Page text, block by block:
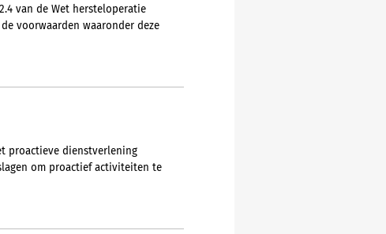
van de Wet hersteloperatie
voorwaarden waaronder deze
proactieve dienstverlening
om proactief activiteiten te